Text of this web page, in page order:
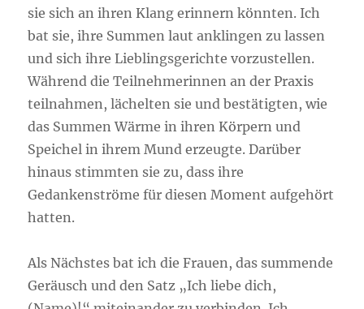
sie sich an ihren Klang erinnern könnten. Ich
bat sie, ihre Summen laut anklingen zu lassen
und sich ihre Lieblingsgerichte vorzustellen.
Während die Teilnehmerinnen an der Praxis
teilnahmen, lächelten sie und bestätigten, wie
das Summen Wärme in ihren Körpern und
Speichel in ihrem Mund erzeugte. Darüber
hinaus stimmten sie zu, dass ihre
Gedankenströme für diesen Moment aufgehört
hatten.
Als Nächstes bat ich die Frauen, das summende
Geräusch und den Satz „Ich liebe dich,